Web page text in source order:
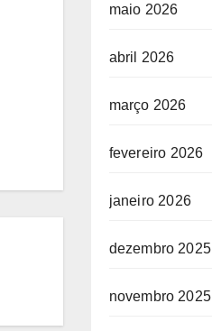
maio 2026
abril 2026
março 2026
fevereiro 2026
janeiro 2026
dezembro 2025
novembro 2025